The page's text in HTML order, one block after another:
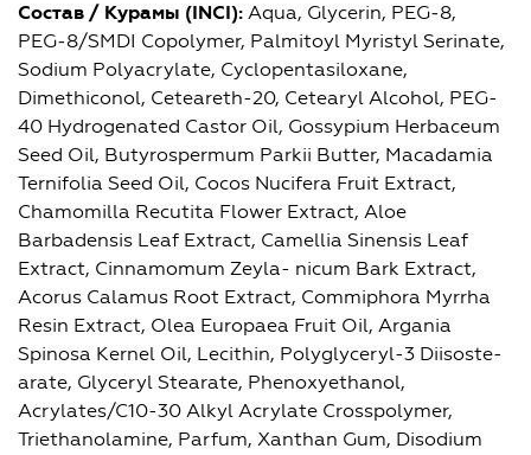
Состав / Курамы (INCI): Aqua, Glycerin, PEG‑8,
PEG‑8/SMDI Copolymer, Palmitoyl Myristyl Serinate,
Sodium Polyacrylate, Cyclopentasiloxane,
Dimethiconol, Ceteareth-20, Cetearyl Alcohol, PEG-
40 Hydrogenated Castor Oil, Gossypium Herbaceum
Seed Oil, Butyrospermum Parkii Butter, Macadamia
Ternifolia Seed Oil, Cocos Nucifera Fruit Extract,
Chamomilla Recutita Flower Extract, Aloe
Barbadensis Leaf Extract, Camellia Sinensis Leaf
Extract, Cinnamomum Zeyla- nicum Bark Extract,
Acorus Calamus Root Extract, Commiphora Myrrha
Resin Extract, Olea Europaea Fruit Oil, Argania
Spinosa Kernel Oil, Lecithin, Polyglyceryl-3 Diisoste-
arate, Glyceryl Stearate, Phenoxyethanol,
Acrylates/C10-30 Alkyl Acrylate Crosspolymer,
Triethanolamine, Parfum, Xanthan Gum, Disodium